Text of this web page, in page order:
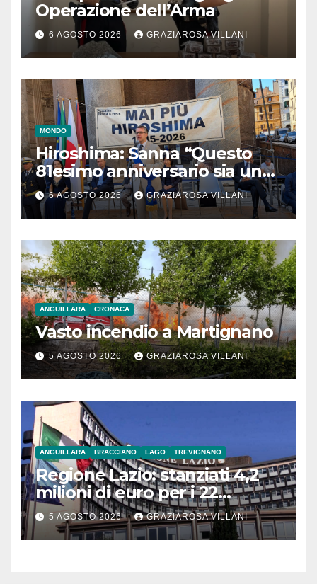
Operazione dell’Arma
6 AGOSTO 2026 GRAZIAROSA VILLANI
MONDO
Hiroshima: Sanna “Questo
81esimo anniversario sia un
monito per tutti”
6 AGOSTO 2026 GRAZIAROSA VILLANI
ANGUILLARA CRONACA
Vasto incendio a Martignano
5 AGOSTO 2026 GRAZIAROSA VILLANI
ANGUILLARA BRACCIANO LAGO TREVIGNANO
Regione Lazio: stanziati 4,2
milioni di euro per i 22
Comuni dell’Etruria
Meridionale
5 AGOSTO 2026 GRAZIAROSA VILLANI